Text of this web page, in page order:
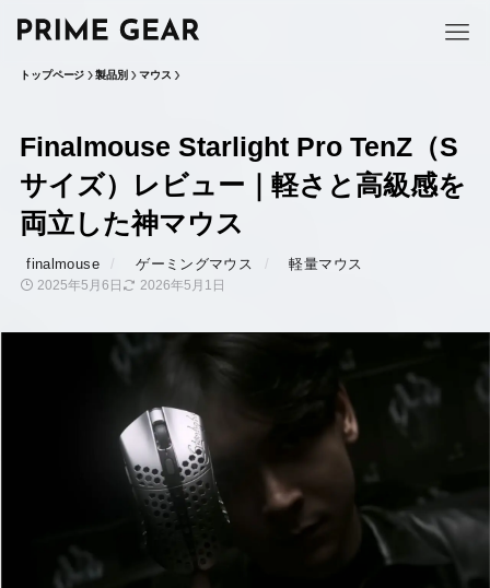
トップページ 製品別 マウス
Finalmouse Starlight Pro TenZ（S
サイズ）レビュー｜軽さと高級感を
両立した神マウス
finalmouse ゲーミングマウス
軽量マウス
2025年5月6日
2026年5月1日